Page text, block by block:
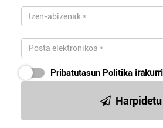
Pribatutasun Politika
Harpidetu